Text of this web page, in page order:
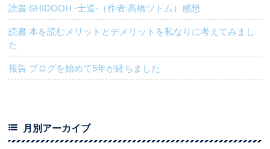
読書 SHIDOOH -士道-（作者:髙橋ツトム）感想
読書 本を読むメリットとデメリットを私なりに考えてみまし
た
報告 ブログを始めて5年が経ちました
月別アーカイブ